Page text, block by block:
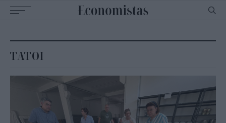
navigation
ΤΑΤΟΙ